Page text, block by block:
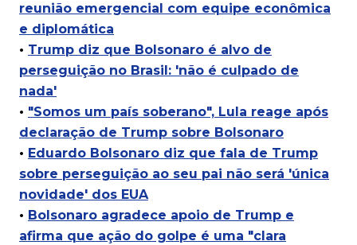
reunião emergencial com equipe econômica
e diplomática
• Trump diz que Bolsonaro é alvo de
perseguição no Brasil: 'não é culpado de
nada'
• "Somos um país soberano", Lula reage após
declaração de Trump sobre Bolsonaro
• Eduardo Bolsonaro diz que fala de Trump
sobre perseguição ao seu pai não será 'única
novidade' dos EUA
• Bolsonaro agradece apoio de Trump e
afirma que ação do golpe é uma "clara